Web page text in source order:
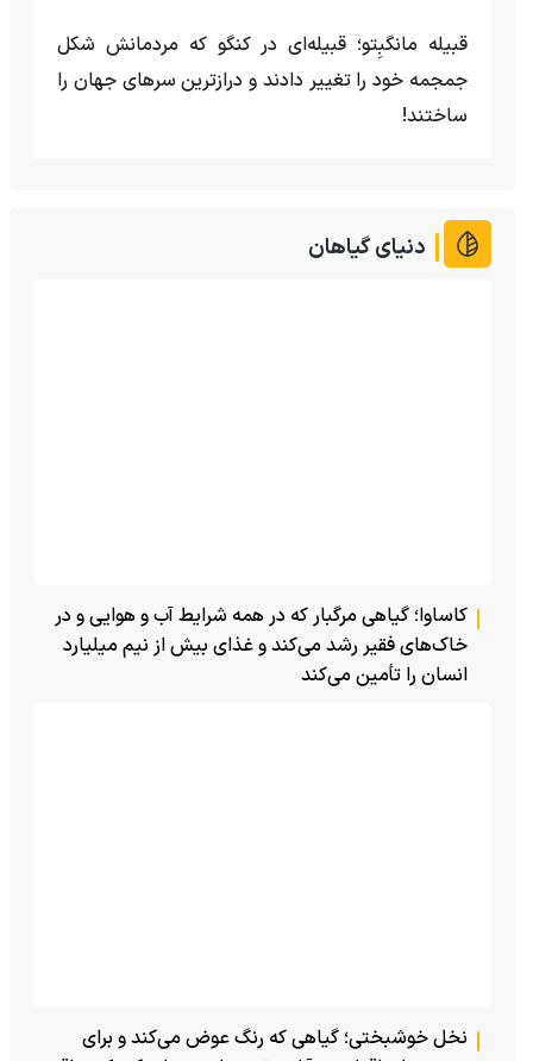
قبیله مانگبِتو؛ قبیله‌ای در کنگو که مردمانش شکل
جمجمه خود را تغییر دادند و درازترین سرهای جهان را
ساختند!
دنیای گیاهان
کاساوا؛ گیاهی مرگبار که در همه شرایط آب و هوایی و در
خاک‌های فقیر رشد می‌کند و غذای بیش از نیم میلیارد
انسان را تأمین می‌کند
نخل خوشبختی؛ گیاهی که رنگ عوض می‌کند و برای